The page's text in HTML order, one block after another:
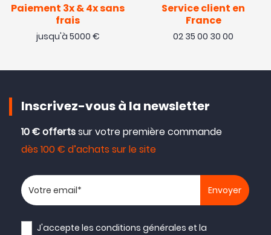
Paiement 3x & 4x sans
frais
jusqu'à 5000 €
Service client en
France
02 35 00 30 00
Inscrivez-vous à la newsletter
10 € offertssur votre première commande
dès 100 € d’achats sur le site
Votre adresse email
J'accepte lesconditions générales et la